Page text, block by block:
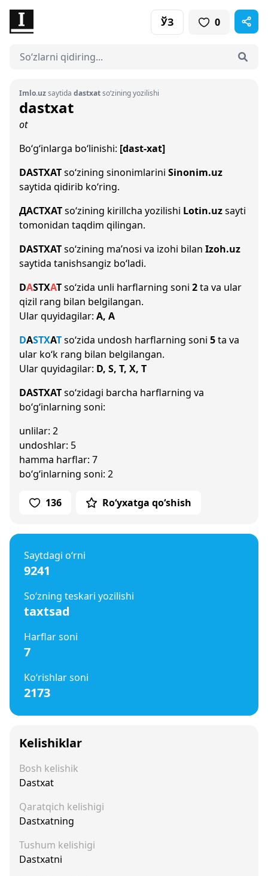
ЎЗ 0
Imlo.uzsaytida dastxatso‘zining yozilishi
dastxat
ot
Bo‘g‘inlarga bo‘linishi: [dast-xat]
DASTXATso‘zining sinonimlarini Sinonim.uz
saytida qidirib ko‘ring.
ДАСТХАТso‘zining kirillcha yozilishi Lotin.uzsayti
tomonidan taqdim qilingan.
DASTXATso‘zining ma’nosi va izohi bilan Izoh.uz
saytida tanishsangiz bo‘ladi.
DASTXATso‘zida unli harflarning soni 2ta va ular
qizil rang bilan belgilangan.
Ular quyidagilar: A, A
DASTXATso‘zida undosh harflarning soni 5ta va
ular ko‘k rang bilan belgilangan.
Ular quyidagilar: D, S, T, X, T
DASTXATso‘zidagi barcha harflarning va
bo‘g‘inlarning soni:
unlilar: 2
undoshlar: 5
hamma harflar: 7
bo‘g‘inlarning soni: 2
136 Ro‘yxatga qo‘shish
Saytdagi o‘rni
9241
So‘zning teskari yozilishi
taxtsad
Harflar soni
7
Ko‘rishlar soni
2173
Kelishiklar
Bosh kelishik
Dastxat
Qaratqich kelishigi
Dastxatning
Tushum kelishigi
Dastxatni